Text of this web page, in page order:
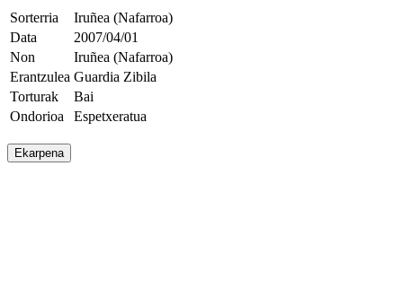
Sorterria
Iruñea (Nafarroa)
Data
2007/04/01
Non
Iruñea (Nafarroa)
Erantzulea Guardia Zibila
Torturak
Bai
Ondorioa
Espetxeratua